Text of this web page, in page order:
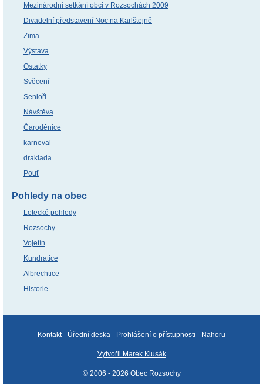
Mezinárodní setkání obci v Rozsochách 2009
Divadelní představení Noc na Karlštejně
Zima
Výstava
Ostatky
Svěcení
Senioři
Návštěva
Čaroděnice
karneval
drakiada
Pouť
Pohledy na obec
Letecké pohledy
Rozsochy
Vojetín
Kundratice
Albrechtice
Historie
Kontakt- Úřední deska - Prohlášení o přístupnosti - Nahoru
Vytvořil Marek Klusák
© 2006 - 2026 Obec Rozsochy